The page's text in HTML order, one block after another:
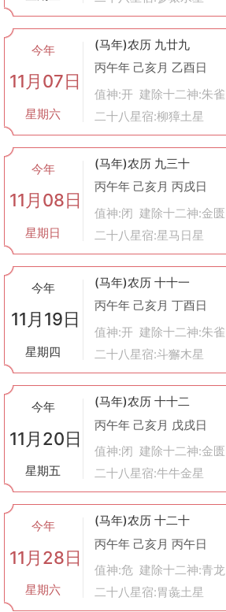
今年
11月07日
星期六
(马年)农历 九廿九
丙午年 己亥月 乙酉日
值神:开 建除十二神:朱雀
二十八星宿:柳獐土星
今年
11月08日
星期日
(马年)农历 九三十
丙午年 己亥月 丙戌日
值神:闭 建除十二神:金匮
二十八星宿:星马日星
今年
11月19日
星期四
(马年)农历 十十一
丙午年 己亥月 丁酉日
值神:开 建除十二神:朱雀
二十八星宿:斗獬木星
今年
11月20日
星期五
(马年)农历 十十二
丙午年 己亥月 戊戌日
值神:闭 建除十二神:金匮
二十八星宿:牛牛金星
今年
11月28日
星期六
(马年)农历 十二十
丙午年 己亥月 丙午日
值神:危 建除十二神:青龙
二十八星宿:胃彘土星